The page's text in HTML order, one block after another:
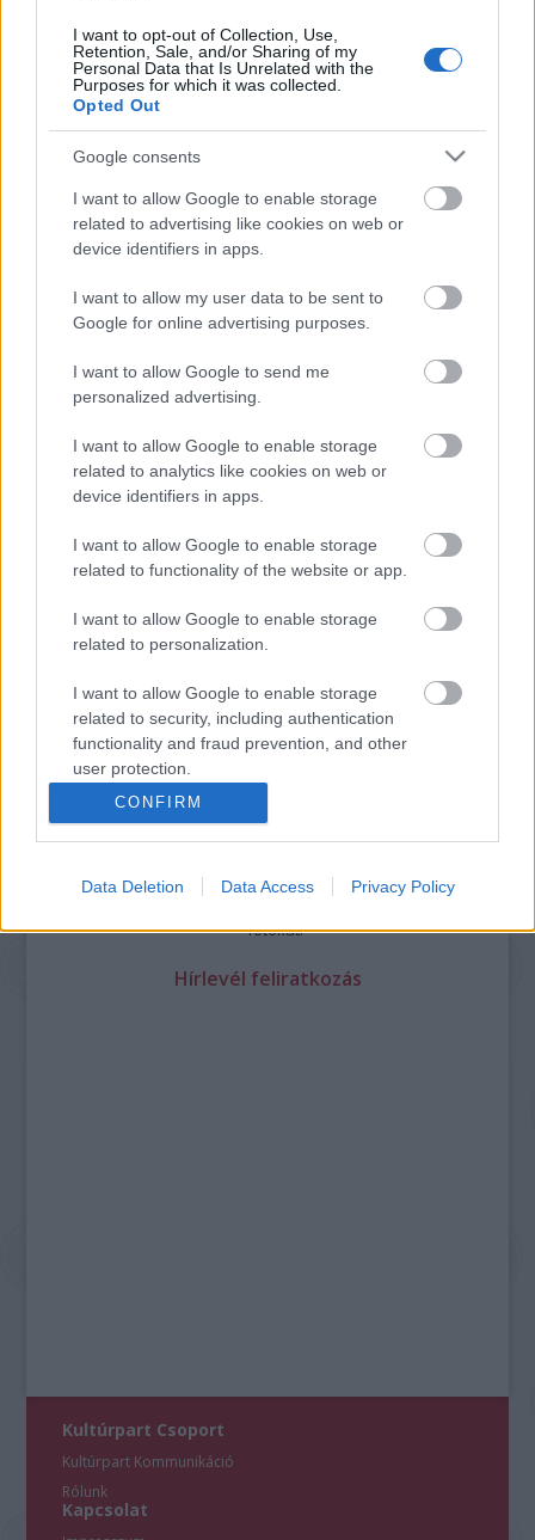
I want to opt-out of Collection, Use,
Retention, Sale, and/or Sharing of my
Personal Data that Is Unrelated with the
Purposes for which it was collected.
Opted Out
Google consents
I want to allow Google to enable storage
related to advertising like cookies on web or
device identifiers in apps.
I want to allow my user data to be sent to
Google for online advertising purposes.
I want to allow Google to send me
personalized advertising.
I want to allow Google to enable storage
related to analytics like cookies on web or
device identifiers in apps.
I want to allow Google to enable storage
related to functionality of the website or app.
I want to allow Google to enable storage
related to personalization.
I want to allow Google to enable storage
related to security, including authentication
functionality and fraud prevention, and other
user protection.
CONFIRM
Data Deletion Data Access Privacy Policy
HÁZA BEKÖLTÖZIK A NYÁRI FESZTIVÁLOKRA
A bejegyzés trackback címe:
https://kulturpart.hu/api/trackback/id/7880192
A hozzászólások avonatkozó jogszabályokértelmében felhasználói tartalomnak
minősülnek, értük a szolgáltatás technikai
Részletek a Felhasználási feltételekbenés azadatvédelmi tájékoztatóban
Megdöbbentő fotók a néptelen fővárosról
Top 10: ezek a legjobb szerelmes filmek
A 10 legütősebb drogos film
Megjöttek a meztelen hősnők
Meztelenség és anatómia
A forradalom egy holland fotós szemével
A legizgalmasabb fotók 2015-ből
Készülőben a nagy meztelen album
fotókat!
Hírlevél feliratkozás
Kultúrpart Csoport
Kultúrpart Kommunikáció
Rólunk
Kapcsolat